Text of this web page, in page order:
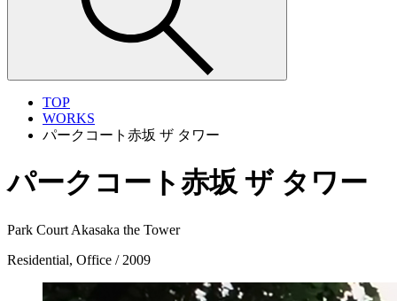
TOP
WORKS
パークコート赤坂 ザ タワー
パークコート赤坂 ザ タワー
Park Court Akasaka the Tower
Residential, Office / 2009